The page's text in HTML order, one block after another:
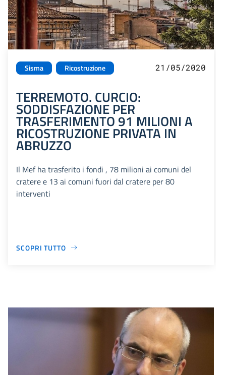
Sisma Ricostruzione 21/05/2020
TERREMOTO. CURCIO:
SODDISFAZIONE PER
TRASFERIMENTO 91 MILIONI A
RICOSTRUZIONE PRIVATA IN
ABRUZZO
Il Mef ha trasferito i fondi , 78 milioni ai comuni del
cratere e 13 ai comuni fuori dal cratere per 80
interventi
SCOPRI TUTTO